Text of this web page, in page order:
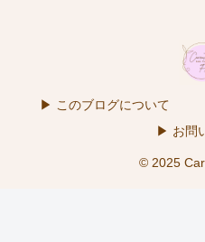
▶ このブログについて
▶ お問
© 2025